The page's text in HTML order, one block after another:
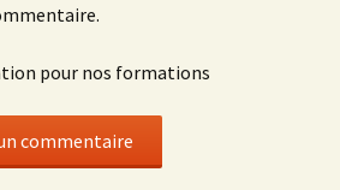
pour nos formations